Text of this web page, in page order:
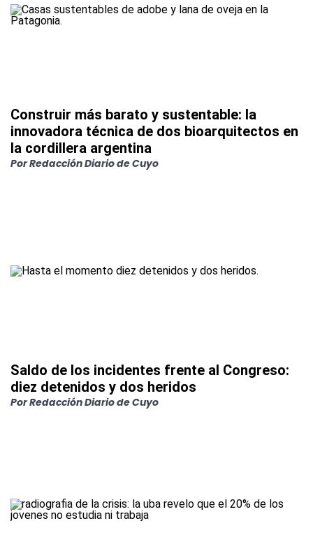
Construir más barato y sustentable: la
innovadora técnica de dos bioarquitectos en
la cordillera argentina
PorRedacción Diario de Cuyo
Saldo de los incidentes frente al Congreso:
diez detenidos y dos heridos
PorRedacción Diario de Cuyo